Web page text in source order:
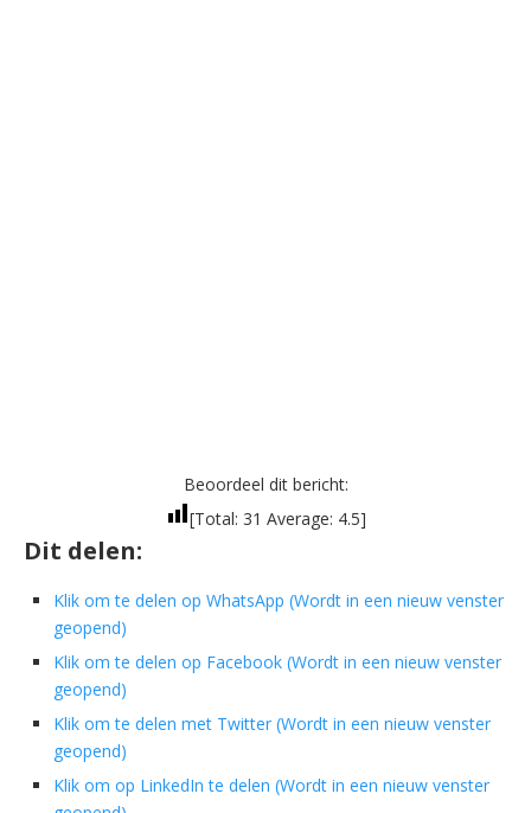
Beoordeel dit bericht:
[Total: 31 Average: 4.5]
Dit delen:
Klik om te delen op WhatsApp (Wordt in een nieuw venster
geopend)
Klik om te delen op Facebook (Wordt in een nieuw venster
geopend)
Klik om te delen met Twitter (Wordt in een nieuw venster
geopend)
Klik om op LinkedIn te delen (Wordt in een nieuw venster